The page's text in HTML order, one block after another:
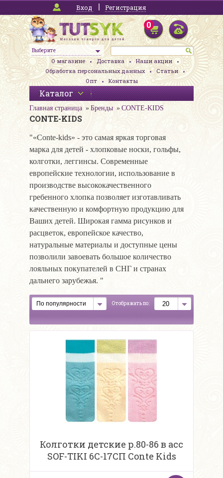
Вход Регистрация
Выберите
0
О магазине Доставка
Наши акции
Обработка персональных данных
Статьи
Опт
Контакты
Каталог
Главная страница Бренды CONTE-KIDS
CONTE-KIDS
"«Conte-kids» - это самая яркая торговая
марка для детей - хлопковые носки, гольфы,
колготки, леггинсы. Современные
европейские технологии, использование в
производстве высококачественного
гребенного хлопка позволяет изготавливать
качественную и комфортную продукцию для
Ваших детей. Широкая гамма рисунков и
расцветок, европейское качество,
натуральные материалы и доступные цены
позволили завоевать большое количество
лояльных покупателей в СНГ и странах
дальнего зарубежья. "
Отображать по:
Колготки детские р.80-86 в асс
SOF-TIKI 6С-17СП Conte Kids